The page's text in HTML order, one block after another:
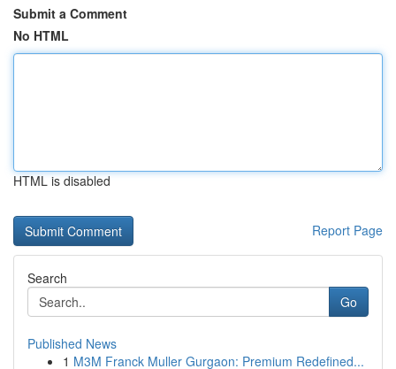
Submit a Comment
No HTML
HTML is disabled
Report Page
Search
Go
Published News
1 M3M Franck Muller Gurgaon: Premium Redefined...